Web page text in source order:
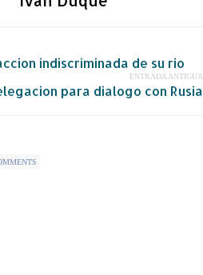
indiscriminada de su rio
ENTRADA ANTIGUA
para dialogo con Rusia